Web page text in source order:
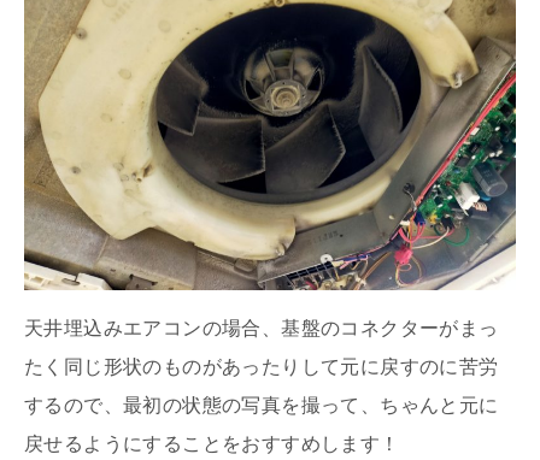
天井埋込みエアコンの場合、基盤のコネクターがまっ
たく同じ形状のものがあったりして元に戻すのに苦労
するので、最初の状態の写真を撮って、ちゃんと元に
戻せるようにすることをおすすめします！